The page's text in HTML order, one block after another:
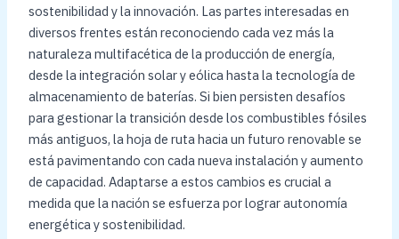
sostenibilidad y la innovación. Las partes interesadas en
diversos frentes están reconociendo cada vez más la
naturaleza multifacética de la producción de energía,
desde la integración solar y eólica hasta la tecnología de
almacenamiento de baterías. Si bien persisten desafíos
para gestionar la transición desde los combustibles fósiles
más antiguos, la hoja de ruta hacia un futuro renovable se
está pavimentando con cada nueva instalación y aumento
de capacidad. Adaptarse a estos cambios es crucial a
medida que la nación se esfuerza por lograr autonomía
energética y sostenibilidad.